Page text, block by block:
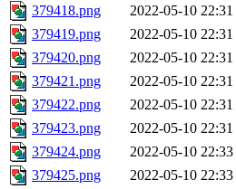
379418.png
2022-05-10 22:31
379419.png
2022-05-10 22:31
379420.png
2022-05-10 22:31
379421.png
2022-05-10 22:31
379422.png
2022-05-10 22:31
379423.png
2022-05-10 22:31
379424.png
2022-05-10 22:33
379425.png
2022-05-10 22:33